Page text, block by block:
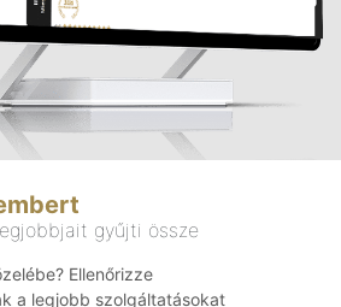
gyűjti össze
Ellenőrizze
a legjobb szolgáltatásokat